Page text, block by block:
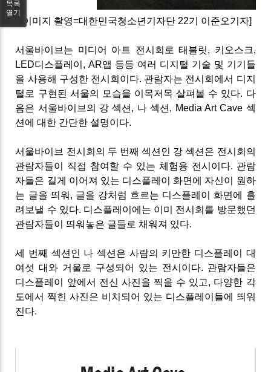
[이미지 촬영=대한민국청소년기자단 22기 이준오기자]
서울바이브는 미디어 아트 전시회로 태블릿, 키오스크,
LED디스플레이, AR앱 등등 여러 디지털 기술 및 기기들
을 사용해 구성한 전시회이다. 관람자는 전시회에서 디지
털로 구현된 서울의 모습을 이목저목 살펴볼 수 있다. 다
음은 서울바이브의 강 섹션, 나 섹션, Media Art Cave 섹
션에 대한 간단한 설명이다.
서울바이브 전시회의 두 번째 섹션인 강 섹션은 전시회의
관람자들이 직접 참여할 수 있는 체험용 전시이다. 관람
자들은 길게 이어져 있는 디스플레이 화면에 자신이 원하
는 글을 띄워, 글을 강처럼 흐르는 디스플레이 화면에 흘
려보낼 수 있다. 디스플레이에는 이미 전시회를 방문했던
관람자들이 띄워놓은 글들로 채워져 있다.
세 번째 섹션인 나 섹션은 사람의 키만한 디스플레이 대
여섯 대와 거울로 구성되어 있는 전시이다. 관람자들은
디스플레이 앞에서 전신 사진을 찍을 수 있고, 다양한 각
도에서 찍힌 사진은 비치되어 있는 디스플레이들에 띄워
진다.
목록
열기